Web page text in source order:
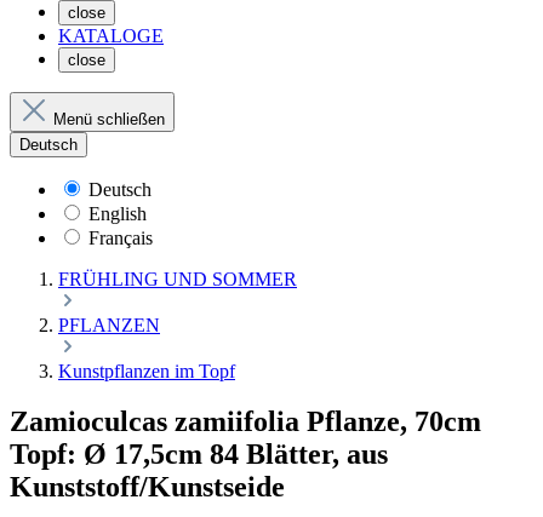
close
KATALOGE
close
Menü schließen
Deutsch
Deutsch
English
Français
FRÜHLING UND SOMMER
PFLANZEN
Kunstpflanzen im Topf
Zamioculcas zamiifolia Pflanze, 70cm
Topf: Ø 17,5cm 84 Blätter, aus
Kunststoff/Kunstseide